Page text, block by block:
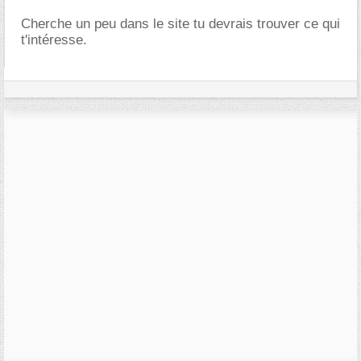
Cherche un peu dans le site tu devrais trouver ce qui
t'intéresse.